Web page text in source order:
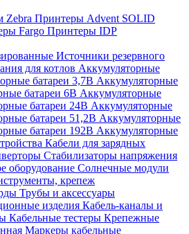
Zebra Принтеры Advent SOLID
Fargo Принтеры IDP
Источники резервного
для котлов Аккумуляторные
батареи 3,7В Аккумуляторные
батареи 6В Аккумуляторные
батареи 24В Аккумуляторные
батареи 51,2В Аккумуляторные
батареи 192В Аккумуляторные
Кабели для зарядных
Стабилизаторы напряжения
оборудование Солнечные модули
крепеж
Трубы и аксессуары
изделия Кабель-каналы и
Кабельные тестеры Крепежные
Маркеры кабельные